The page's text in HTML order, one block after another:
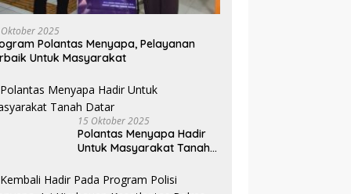
2025
Polantas Menyapa, Pelayanan
Untuk Masyarakat
15 Oktober 2025
Polantas Menyapa Hadir
Untuk Masyarakat Tanah